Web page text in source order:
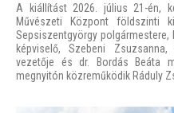
A kiállítást 2026. július 21-én,
Művészeti Központ földszinti
Sepsiszentgyörgy
képviselő, Szebeni
vezetője és dr. Bordás Beáta
megnyitón közreműködik Ráduly